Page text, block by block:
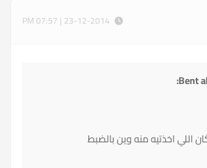
Bent
اللي اخذتيه منه وين بالضبط